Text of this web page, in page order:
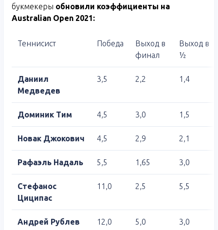
букмекеры обновили коэффициенты на
Australian Open 2021:
Теннисист Победа
Выход в
финал
Выход в
½
Даниил
Медведев
3,5 2,2 1,4
Доминик Тим 4,5 3,0 1,5
Новак Джокович 4,5 2,9 2,1
Рафаэль Надаль 5,5 1,65 3,0
Стефанос
Циципас
11,0 2,5 5,5
Андрей Рублев 12,0 5,0 3,0